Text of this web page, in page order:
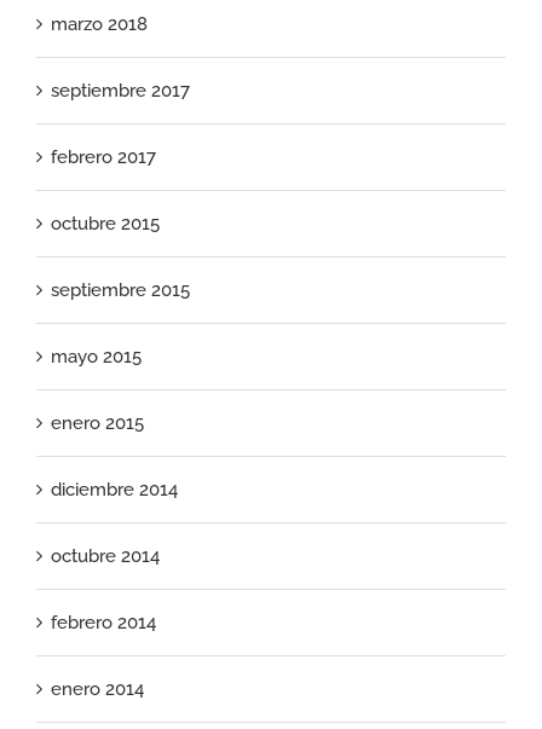
marzo 2018
septiembre 2017
febrero 2017
octubre 2015
septiembre 2015
mayo 2015
enero 2015
diciembre 2014
octubre 2014
febrero 2014
enero 2014